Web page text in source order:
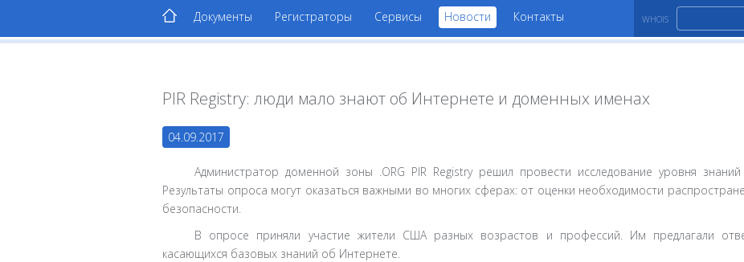
Документы Регистраторы Сервисы Новости Контакты WHOIS
PIR Registry: люди мало знают об Интернете и доменных именах
04.09.2017
Администратор доменной зоны .ORG PIR Registry решил провести исследование уровня
Результаты опроса могут оказаться важными во многих сферах: от оценки необходимости
безопасности.
В опросе приняли участие жители США разных возрастов и профессий. Им предлагали
касающихся базовых знаний об Интернете.